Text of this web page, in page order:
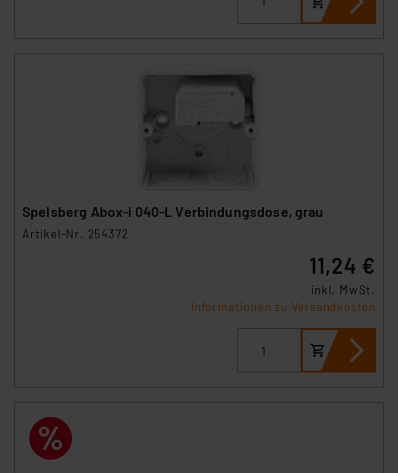
Spelsberg Abox-i 040-L Verbindungsdose, grau
Artikel-Nr. 254372
11,24 €
inkl. MwSt.
Informationen zu Versandkosten